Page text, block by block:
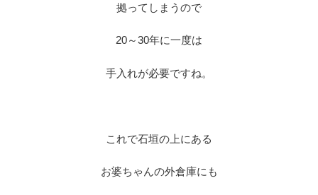
拠ってしまうので
20～30年に一度は
手入れが必要ですね。
これで石垣の上にある
お婆ちゃんの外倉庫にも